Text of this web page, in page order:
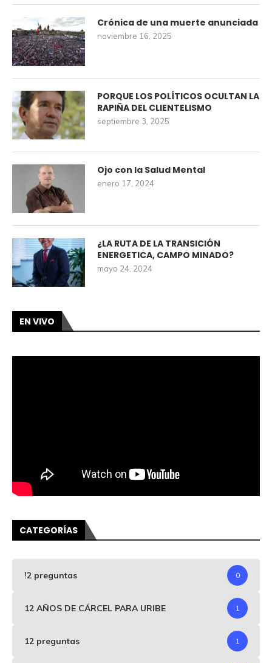
Crónica de una muerte anunciada
noviembre 16, 2025
PORQUE LOS POLÍTICOS OCULTAN LA
RAPIÑA DEL CLIENTELISMO
septiembre 3, 2025
Ojo con la Salud Mental
enero 17, 2024
¿LA RUTA DE LA TRANSICIÓN
ENERGETICA, CAMPO MINADO?
mayo 24, 2024
EN VIVO
CATEGORÍAS
!2 preguntas 0
12 AÑOS DE CÁRCEL PARA URIBE 1
12 preguntas 1